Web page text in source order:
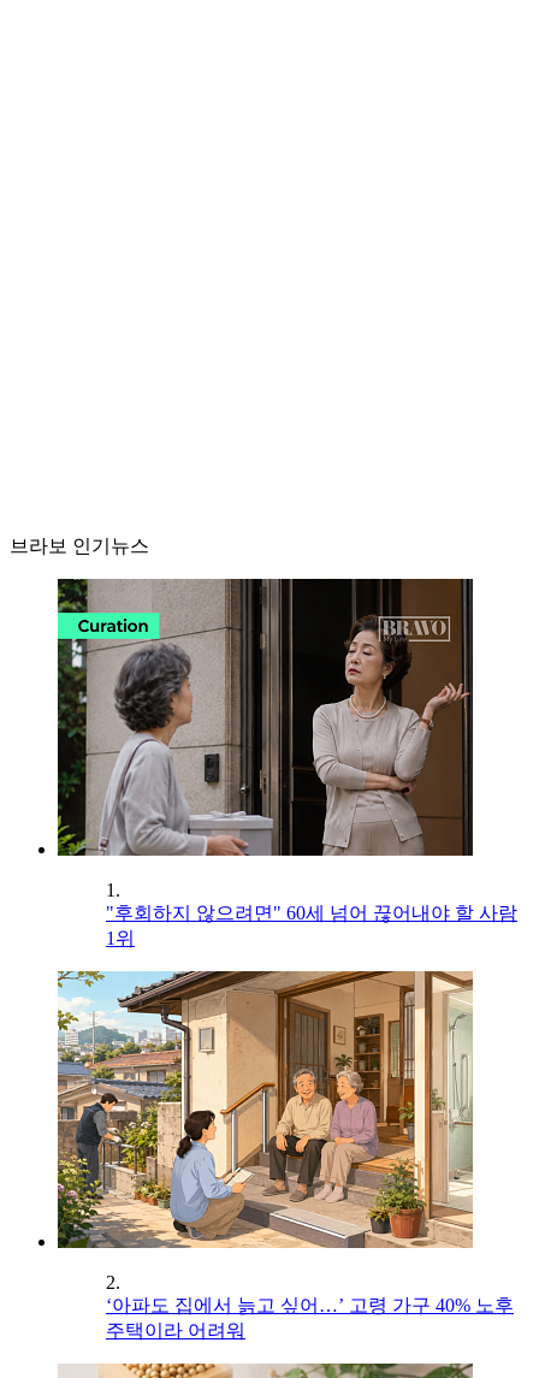
브라보 인기뉴스
1.
"후회하지 않으려면" 60세 넘어 끊어내야 할 사람
1위
2.
‘아파도 집에서 늙고 싶어…’ 고령 가구 40% 노후
주택이라 어려워